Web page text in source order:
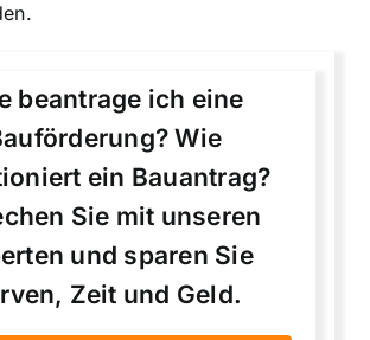
beantrage ich eine
Wie
ein Bauantrag?
Sie mit unseren
und sparen Sie
Zeit und Geld.